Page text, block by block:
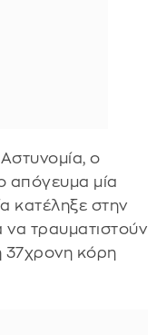
ο
απόγευμα μία
κατέληξε στην
να τραυματιστούν
37χρονη κόρη